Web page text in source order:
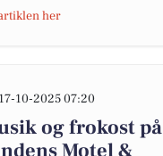
her
17-10-2025 07:20
og frokost på
Motel &